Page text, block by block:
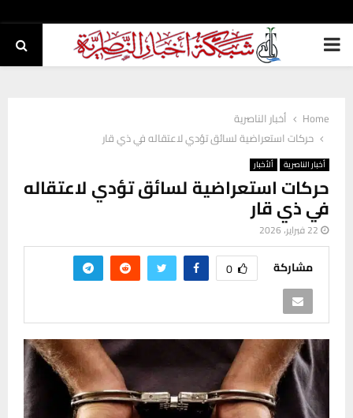
PRIMARY
Home
أخبار الناصرية
حركات استعراضية لسائق تؤدي لاعتقاله في ذي قار
أخبار الناصرية ألأخبار
حركات استعراضية لسائق تؤدي لاعتقاله
في ذي قار
22 فبراير، 2026
مشاركة 0